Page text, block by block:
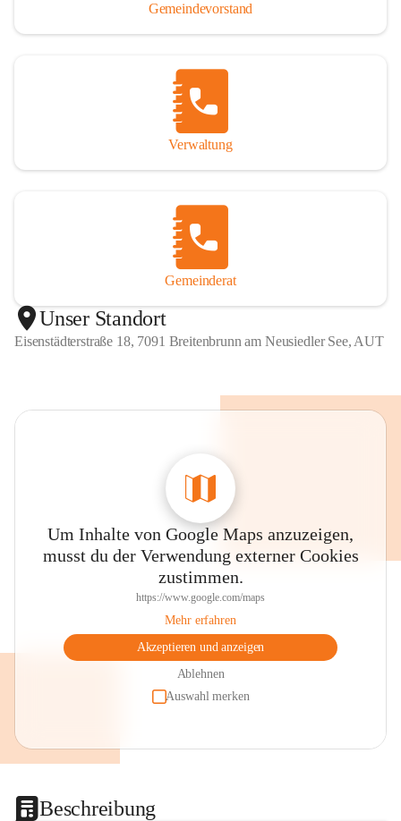
Gemeindevorstand
Verwaltung
Gemeinderat
Unser Standort
Eisenstädterstraße 18, 7091 Breitenbrunn am Neusiedler See, AUT
Um Inhalte von Google Maps anzuzeigen,
musst du der Verwendung externer Cookies
zustimmen.
https://www.google.com/maps
Mehr erfahren
Akzeptieren und anzeigen
Ablehnen
Auswahl merken
Beschreibung